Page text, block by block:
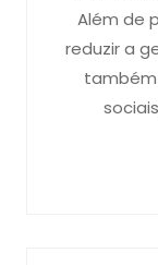
Além de
reduzir a